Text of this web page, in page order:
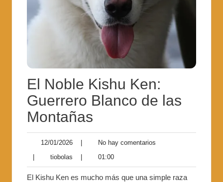
El Noble Kishu Ken:
Guerrero Blanco de las
Montañas
12/01/2026
No hay comentarios
tiobolas 01:00
El Kishu Ken es mucho más que una simple raza